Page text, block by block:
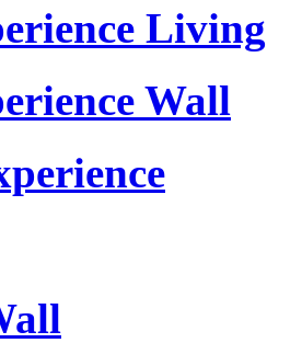
Living
Wall